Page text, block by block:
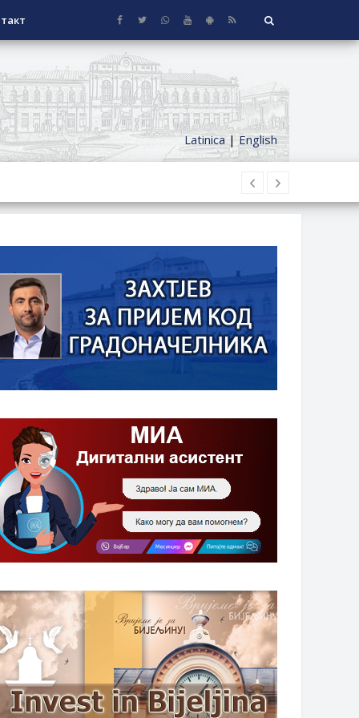
Latinica|English
КУЋЕ СА ОКУЋНИЦОМ НА
БОРАЧКИ ДОДАТАК ЗА